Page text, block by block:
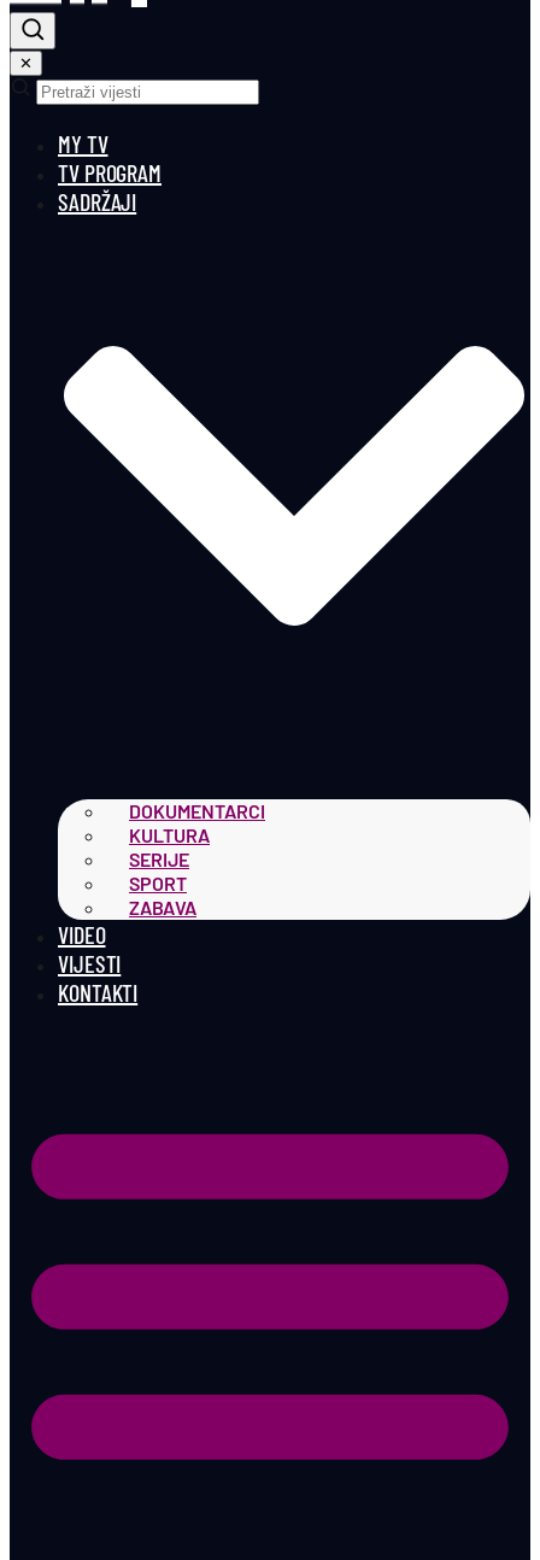
✕
MY TV
TV PROGRAM
SADRŽAJI
DOKUMENTARCI
KULTURA
SERIJE
SPORT
ZABAVA
VIDEO
VIJESTI
KONTAKTI